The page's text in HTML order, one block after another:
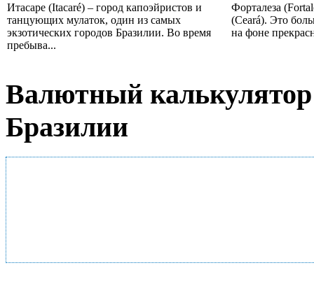
Итасаре (Itacaré) – город капоэйристов и
танцующих мулаток, один из самых
экзотических городов Бразилии. Во время
пребыва...
Форталеза
(Ceará). Это
на фоне
Валютный
Бразилии